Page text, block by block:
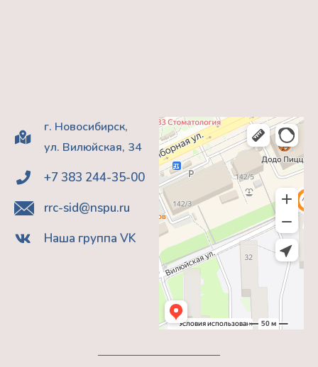
г. Новосибирск,
ул. Вилюйская, 34
+7 383 244-35-00
rrc-sid@nspu.ru
Наша группа VK